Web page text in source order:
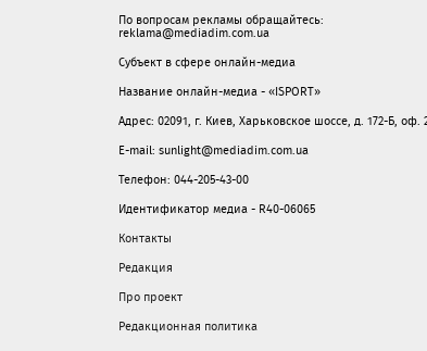
По вопросам рекламы обращайтесь:
reklama@mediadim.com.ua
Субъект в сфере онлайн-медиа
Название онлайн-медиа - «ISPORT»
Адрес: 02091, г. Киев, Харьковское шоссе, д. 172-Б, оф.
E-mail: sunlight@mediadim.com.ua
Телефон: 044-205-43-00
Идентификатор медиа - R40-06065
Контакты
Редакция
Про проект
Редакционная политика